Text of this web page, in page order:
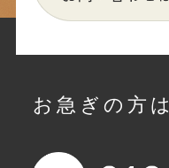
お急ぎの方